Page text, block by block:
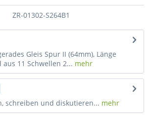
ZR-01302-S264B1
Gleis Spur II (64mm), Länge
11 Schwellen 2... mehr
schreiben und diskutieren... mehr